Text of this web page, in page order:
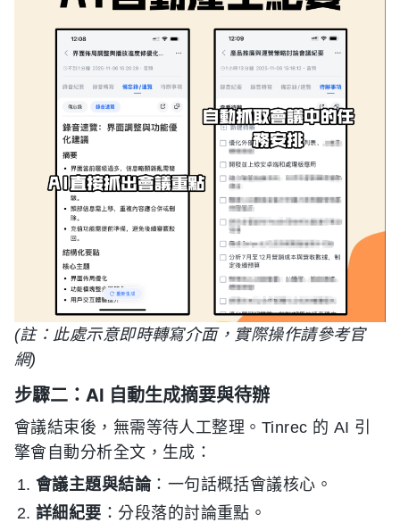
(註：此處示意即時轉寫介面，實際操作請參考官
網)
步驟二：AI 自動生成摘要與待辦
會議結束後，無需等待人工整理。Tinrec 的 AI 引
擎會自動分析全文，生成：
會議主題與結論：一句話概括會議核心。
詳細紀要 ：分段落的討論重點。